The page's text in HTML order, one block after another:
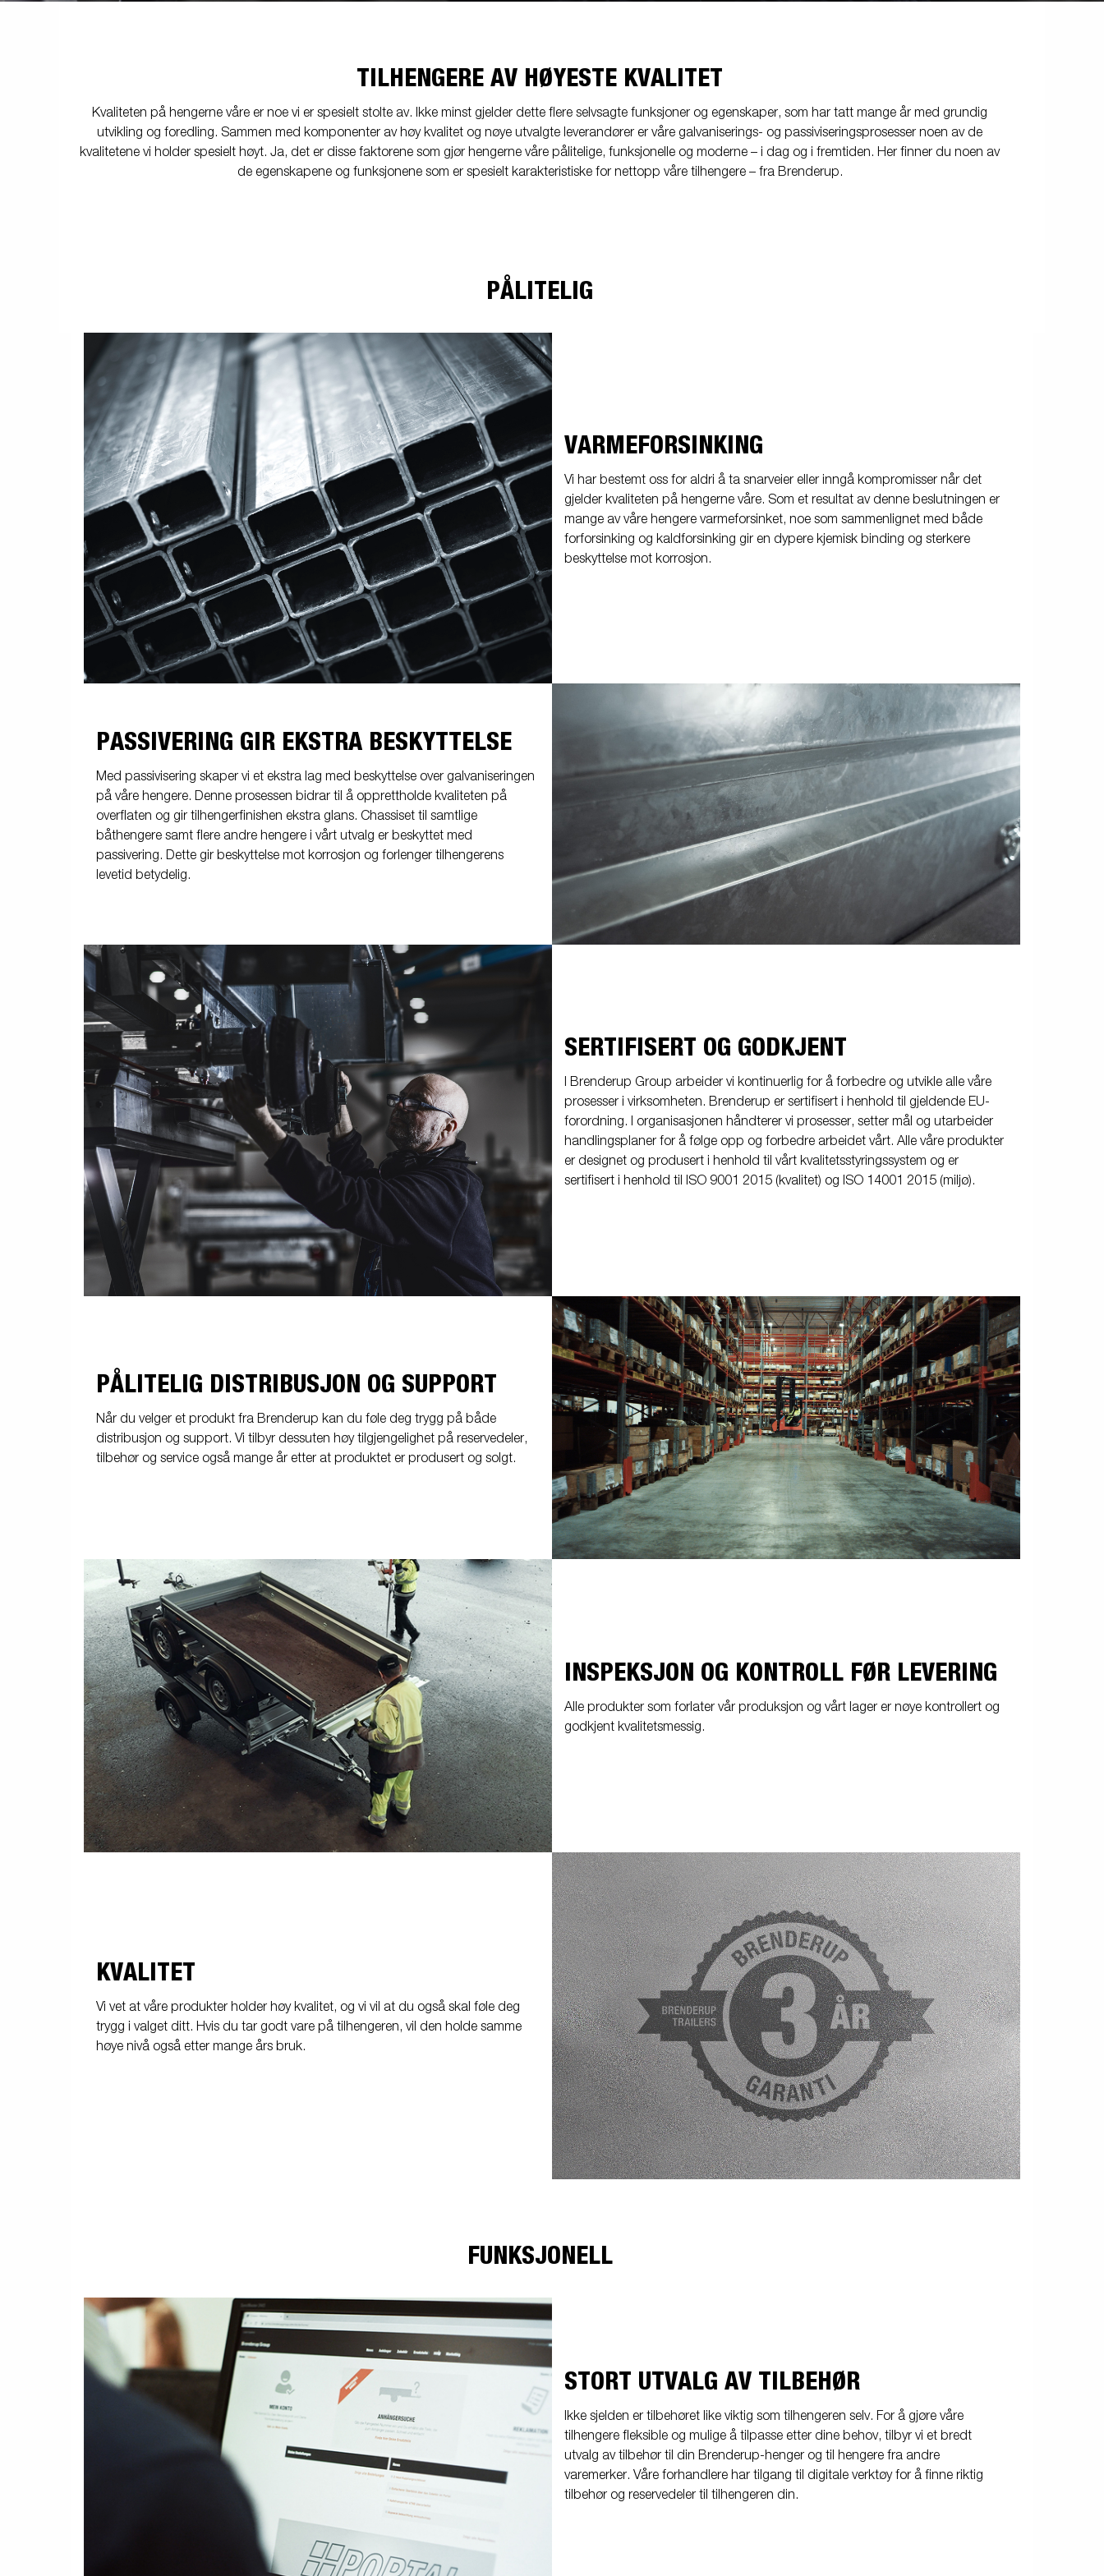
Produktguide elbil
Påløp bremser Gulv Utstyrssett Tipp Verktøy kasser Vinsj
Tilhenger og båttrailer
Sjøsette båten
Korrekt kuletrykk
TILHENGERE AV HØYESTE KVALITET
Kvaliteten på hengerne våre er noe vi er spesielt stolte av. Ikke minst gjelder dette flere selvsagte funksjoner og egenskaper, som har tatt mange år med grundig
utvikling og foredling. Sammen med komponenter av høy kvalitet og nøye utvalgte leverandører er våre galvaniserings- og passiviseringsprosesser noen av de
kvalitetene vi holder spesielt høyt. Ja, det er disse faktorene som gjør hengerne våre pålitelige, funksjonelle og moderne – i dag og i fremtiden. Her finner du noen av
de egenskapene og funksjonene som er spesielt karakteristiske for nettopp våre tilhengere – fra Brenderup.
PÅLITELIG
VARMEFORSINKING
Vi har bestemt oss for aldri å ta snarveier eller inngå kompromisser når det
gjelder kvaliteten på hengerne våre. Som et resultat av denne beslutningen er
mange av våre hengere varmeforsinket, noe som sammenlignet med både
forforsinking og kaldforsinking gir en dypere kjemisk binding og sterkere
beskyttelse mot korrosjon.
PASSIVERING GIR EKSTRA BESKYTTELSE
Med passivisering skaper vi et ekstra lag med beskyttelse over galvaniseringen
på våre hengere. Denne prosessen bidrar til å opprettholde kvaliteten på
overflaten og gir tilhengerfinishen ekstra glans. Chassiset til samtlige
båthengere samt flere andre hengere i vårt utvalg er beskyttet med
passivering. Dette gir beskyttelse mot korrosjon og forlenger tilhengerens
levetid betydelig.
SERTIFISERT OG GODKJENT
I Brenderup Group arbeider vi kontinuerlig for å forbedre og utvikle alle våre
prosesser i virksomheten. Brenderup er sertifisert i henhold til gjeldende EU-
forordning. I organisasjonen håndterer vi prosesser, setter mål og utarbeider
handlingsplaner for å følge opp og forbedre arbeidet vårt. Alle våre produkter
er designet og produsert i henhold til vårt kvalitetsstyringssystem og er
sertifisert i henhold til ISO 9001 2015 (kvalitet) og ISO 14001 2015 (miljø).
PÅLITELIG DISTRIBUSJON OG SUPPORT
Når du velger et produkt fra Brenderup kan du føle deg trygg på både
distribusjon og support. Vi tilbyr dessuten høy tilgjengelighet på reservedeler,
tilbehør og service også mange år etter at produktet er produsert og solgt.
INSPEKSJON OG KONTROLL FØR LEVERING
Alle produkter som forlater vår produksjon og vårt lager er nøye kontrollert og
godkjent kvalitetsmessig.
KVALITET
Vi vet at våre produkter holder høy kvalitet, og vi vil at du også skal føle deg
trygg i valget ditt. Hvis du tar godt vare på tilhengeren, vil den holde samme
høye nivå også etter mange års bruk.
FUNKSJONELL
STORT UTVALG AV TILBEHØR
Ikke sjelden er tilbehøret like viktig som tilhengeren selv. For å gjøre våre
tilhengere fleksible og mulige å tilpasse etter dine behov, tilbyr vi et bredt
utvalg av tilbehør til din Brenderup-henger og til hengere fra andre
varemerker. Våre forhandlere har tilgang til digitale verktøy for å finne riktig
tilbehør og reservedeler til tilhengeren din.